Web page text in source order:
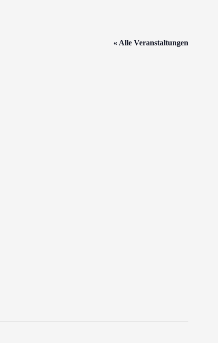
« Alle Veranstaltungen